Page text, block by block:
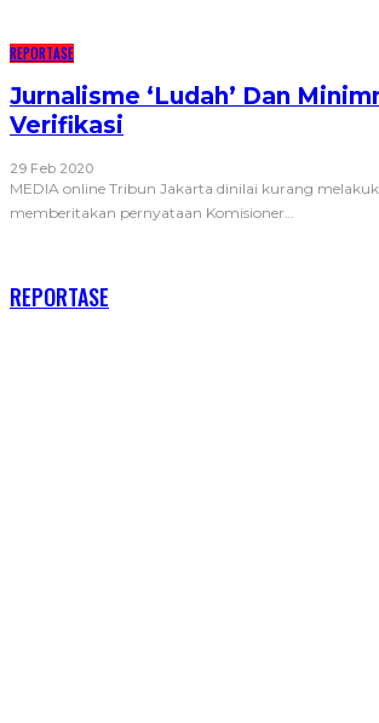
REPORTASE
Jurnalisme ‘Ludah’ Dan
Verifikasi
29 Feb 2020
MEDIA online Tribun Jakarta dinilai kurang
memberitakan pernyataan Komisioner…
REPORTASE